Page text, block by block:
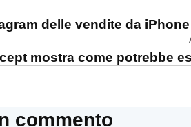
delle vendite da iPhone
mostra come potrebbe
commento